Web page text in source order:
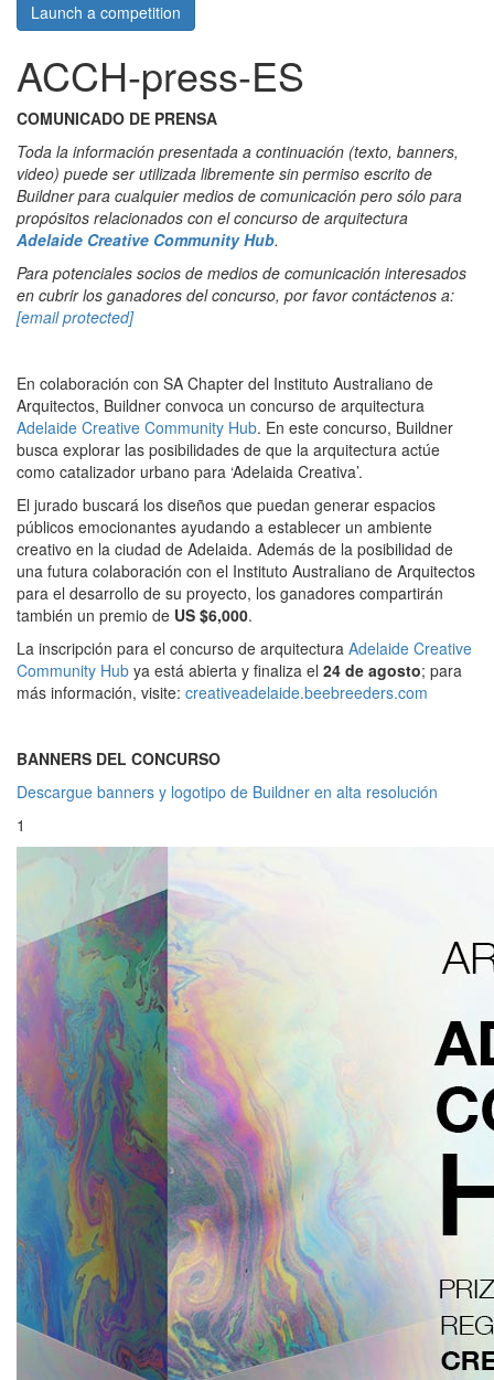
Launch a competition
ACCH-press-ES
COMUNICADO DE PRENSA
Toda la información presentada a continuación (texto, banners,
video) puede ser utilizada libremente sin permiso escrito de
Buildner para cualquier medios de comunicación pero sólo para
propósitos relacionados con el concurso de arquitectura
Adelaide Creative Community Hub.
Para potenciales socios de medios de comunicación interesados
en cubrir los ganadores del concurso, por favor contáctenos a:
[email protected]
En colaboración con SA Chapter del Instituto Australiano de
Arquitectos, Buildner convoca un concurso de arquitectura
Adelaide Creative Community Hub. En este concurso, Buildner
busca explorar las posibilidades de que la arquitectura actúe
como catalizador urbano para ‘Adelaida Creativa’.
El jurado buscará los diseños que puedan generar espacios
públicos emocionantes ayudando a establecer un ambiente
creativo en la ciudad de Adelaida. Además de la posibilidad de
una futura colaboración con el Instituto Australiano de Arquitectos
para el desarrollo de su proyecto, los ganadores compartirán
también un premio de US $6,000.
La inscripción para el concurso de arquitectura Adelaide Creative
Community Hub ya está abierta y finaliza el 24 de agosto; para
más información, visite: creativeadelaide.beebreeders.com
BANNERS DEL CONCURSO
Descargue banners y logotipo de Buildner en alta resolución
1